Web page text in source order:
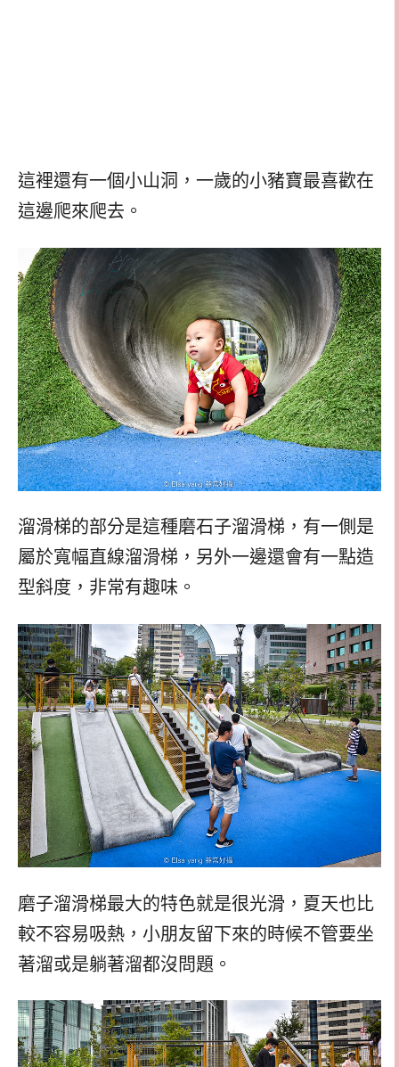
這裡還有一個小山洞，一歲的小豬寶最喜歡在
這邊爬來爬去。
溜滑梯的部分是這種磨石子溜滑梯，有一側是
屬於寬幅直線溜滑梯，另外一邊還會有一點造
型斜度，非常有趣味。
磨子溜滑梯最大的特色就是很光滑，夏天也比
較不容易吸熱，小朋友留下來的時候不管要坐
著溜或是躺著溜都沒問題。